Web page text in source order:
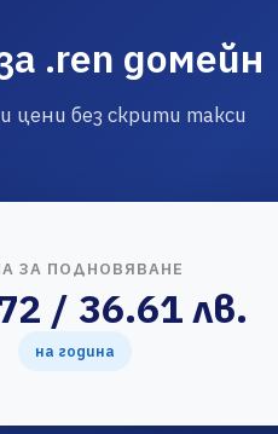
.ren домейн
цени без скрити такси
ЗА ПОДНОВЯВАНЕ
/ 36.61 лв.
на година